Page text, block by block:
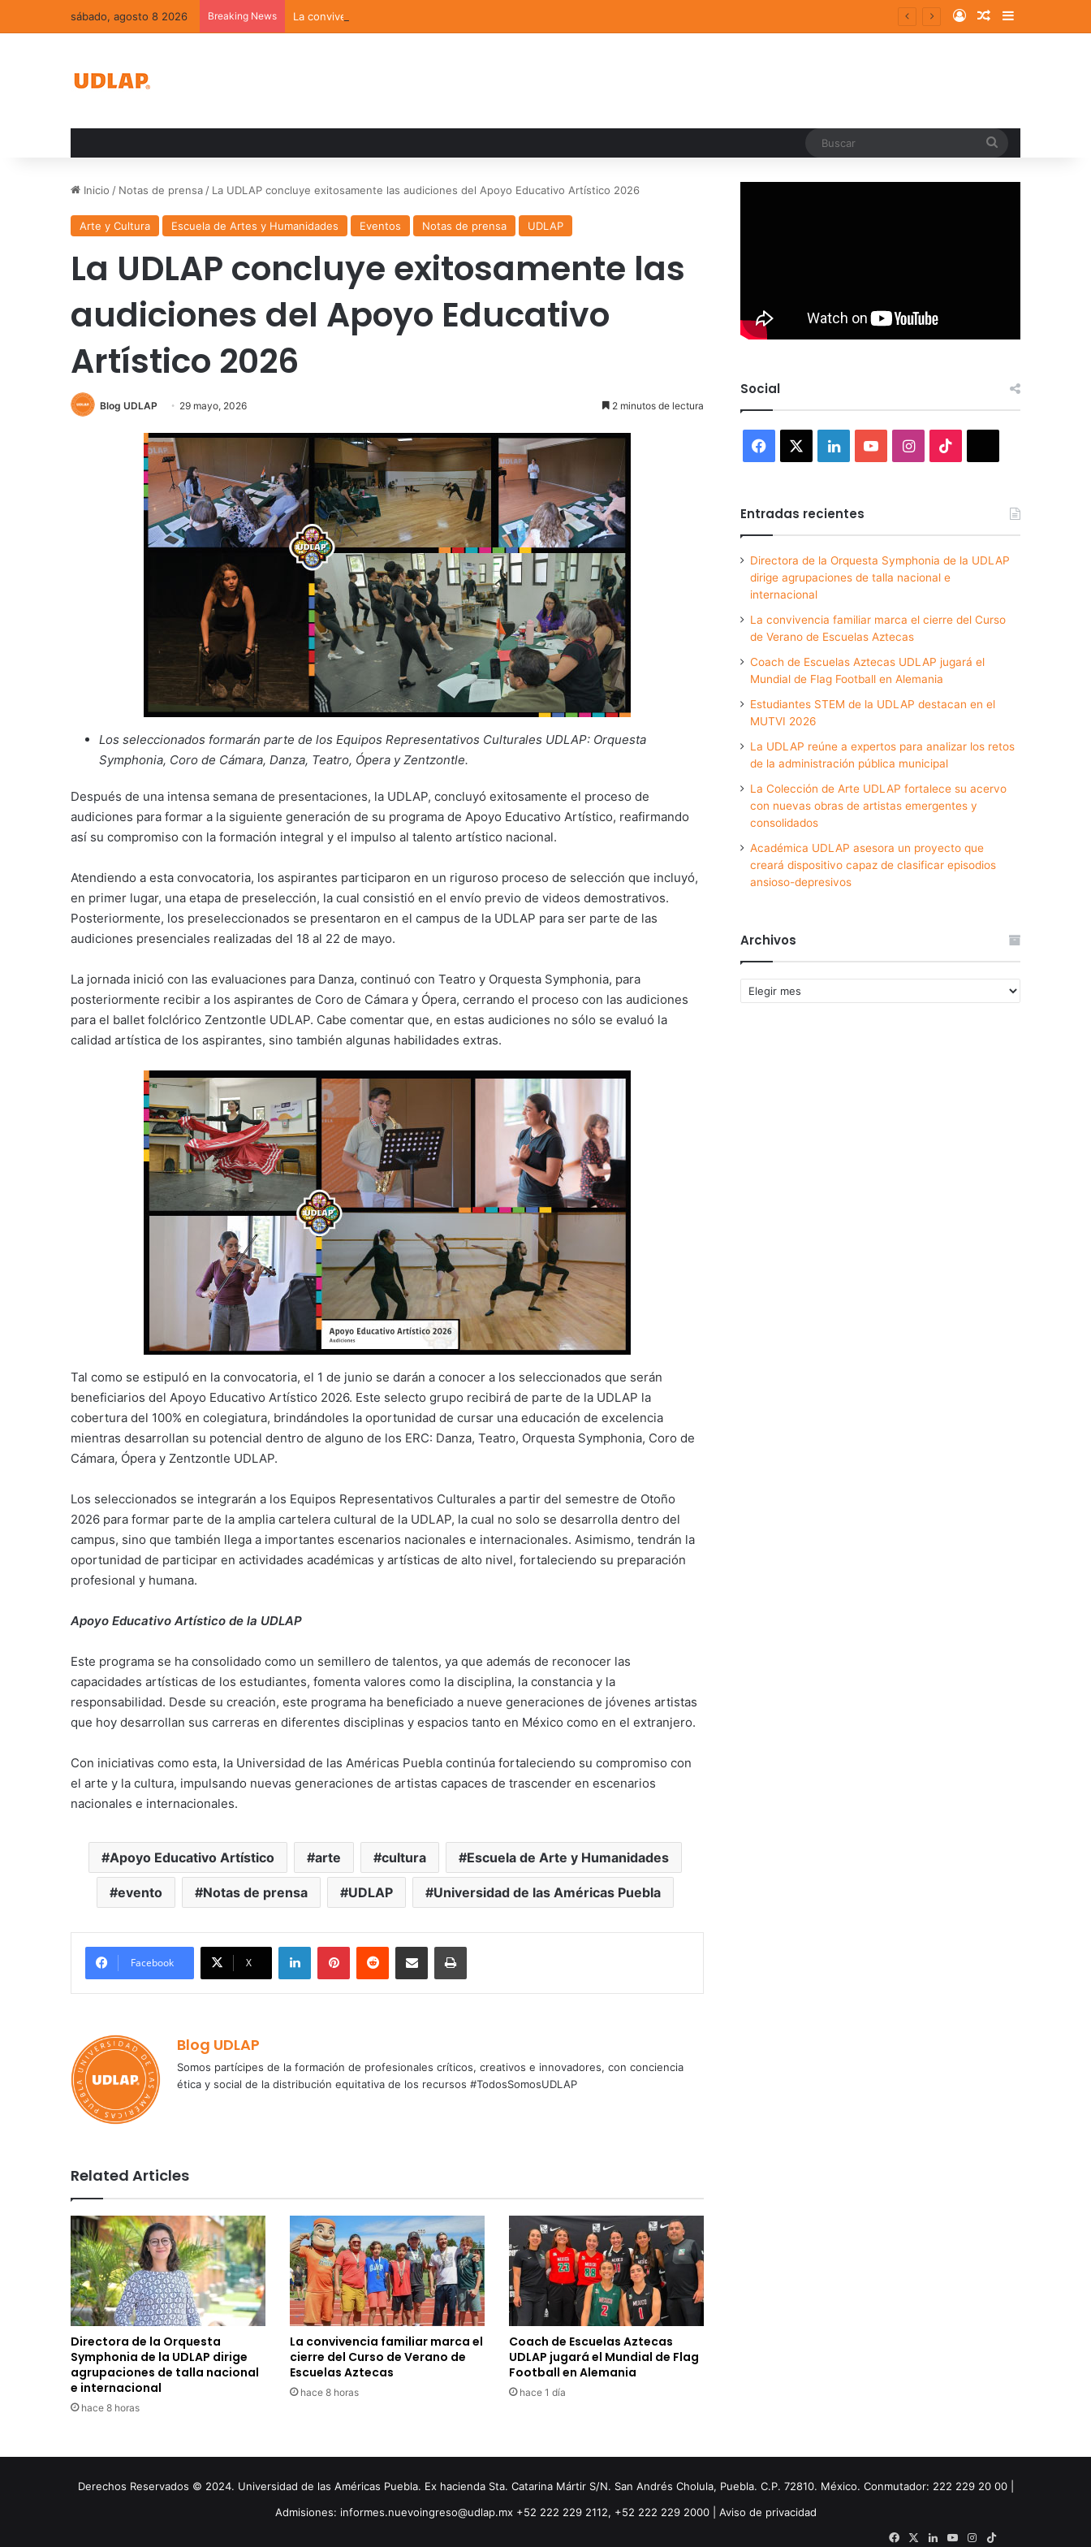
sábado, agosto 8 2026 Breaking News La convivencia familiar marca el cierre del Curso de Verano de Escuelas Aztecas Log InRandom Article
Sidebar
Inicio / Notas de prensa / La UDLAP concluye exitosamente las audiciones del Apoyo Educativo Artístico 2026
Arte y Cultura Escuela de Artes y Humanidades Eventos Notas de prensa UDLAP
La UDLAP concluye exitosamente las
audiciones del Apoyo Educativo
Artístico 2026
Blog UDLAP 29 mayo, 2026 2 minutos de lectura
Los seleccionados formarán parte de los Equipos Representativos Culturales UDLAP: Orquesta
Symphonia, Coro de Cámara, Danza, Teatro, Ópera y Zentzontle.
Después de una intensa semana de presentaciones, la UDLAP, concluyó exitosamente el proceso de
audiciones para formar a la siguiente generación de su programa de Apoyo Educativo Artístico, reafirmando
así su compromiso con la formación integral y el impulso al talento artístico nacional.
Atendiendo a esta convocatoria, los aspirantes participaron en un riguroso proceso de selección que incluyó,
en primer lugar, una etapa de preselección, la cual consistió en el envío previo de videos demostrativos.
Posteriormente, los preseleccionados se presentaron en el campus de la UDLAP para ser parte de las
audiciones presenciales realizadas del 18 al 22 de mayo.
La jornada inició con las evaluaciones para Danza, continuó con Teatro y Orquesta Symphonia, para
posteriormente recibir a los aspirantes de Coro de Cámara y Ópera, cerrando el proceso con las audiciones
para el ballet folclórico Zentzontle UDLAP. Cabe comentar que, en estas audiciones no sólo se evaluó la
calidad artística de los aspirantes, sino también algunas habilidades extras.
Tal como se estipuló en la convocatoria, el 1 de junio se darán a conocer a los seleccionados que serán
beneficiarios del Apoyo Educativo Artístico 2026. Este selecto grupo recibirá de parte de la UDLAP la
cobertura del 100% en colegiatura, brindándoles la oportunidad de cursar una educación de excelencia
mientras desarrollan su potencial dentro de alguno de los ERC: Danza, Teatro, Orquesta Symphonia, Coro de
Cámara, Ópera y Zentzontle UDLAP.
Los seleccionados se integrarán a los Equipos Representativos Culturales a partir del semestre de Otoño
2026 para formar parte de la amplia cartelera cultural de la UDLAP, la cual no solo se desarrolla dentro del
campus, sino que también llega a importantes escenarios nacionales e internacionales. Asimismo, tendrán la
oportunidad de participar en actividades académicas y artísticas de alto nivel, fortaleciendo su preparación
profesional y humana.
Apoyo Educativo Artístico de la UDLAP
Este programa se ha consolidado como un semillero de talentos, ya que además de reconocer las
capacidades artísticas de los estudiantes, fomenta valores como la disciplina, la constancia y la
responsabilidad. Desde su creación, este programa ha beneficiado a nueve generaciones de jóvenes artistas
que hoy desarrollan sus carreras en diferentes disciplinas y espacios tanto en México como en el extranjero.
Con iniciativas como esta, la Universidad de las Américas Puebla continúa fortaleciendo su compromiso con
el arte y la cultura, impulsando nuevas generaciones de artistas capaces de trascender en escenarios
nacionales e internacionales.
Apoyo Educativo Artístico arte cultura Escuela de Arte y Humanidades
evento Notas de prensa UDLAP Universidad de las Américas Puebla
Facebook X
LinkedInPinterestReddit Share via Email Print
Blog UDLAP
Somos partícipes de la formación de profesionales críticos, creativos e innovadores, con conciencia
ética y social de la distribución equitativa de los recursos #TodosSomosUDLAP
Related Articles
Directora de la Orquesta
Symphonia de la UDLAP dirige
agrupaciones de talla nacional
e internacional
hace 8 horas
La convivencia familiar marca el
cierre del Curso de Verano de
Escuelas Aztecas
hace 8 horas
Coach de Escuelas Aztecas
UDLAP jugará el Mundial de Flag
Football en Alemania
hace 1 día
Social
Facebook LinkedInYouTubeInstagram
Entradas recientes
Directora de la Orquesta Symphonia de la UDLAP
dirige agrupaciones de talla nacional e
internacional
La convivencia familiar marca el cierre del Curso
de Verano de Escuelas Aztecas
Coach de Escuelas Aztecas UDLAP jugará el
Mundial de Flag Football en Alemania
Estudiantes STEM de la UDLAP destacan en el
MUTVI 2026
La UDLAP reúne a expertos para analizar los retos
de la administración pública municipal
La Colección de Arte UDLAP fortalece su acervo
con nuevas obras de artistas emergentes y
consolidados
Académica UDLAP asesora un proyecto que
creará dispositivo capaz de clasificar episodios
ansioso-depresivos
Archivos
Archivos
Derechos Reservados © 2024. Universidad de las Américas Puebla. Ex hacienda Sta. Catarina Mártir S/N. San Andrés Cholula, Puebla. C.P. 72810. México. Conmutador: 222 229 20 00 |
Admisiones: informes.nuevoingreso@udlap.mx +52 222 229 2112, +52 222 229 2000 | Aviso de privacidad
Facebook
X LinkedInYouTubeInstagram
TikTok